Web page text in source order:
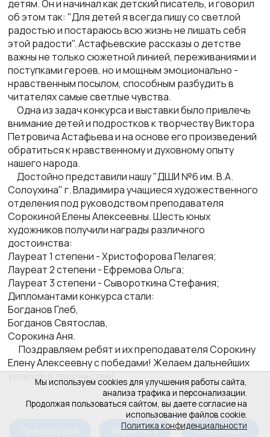
Мы используем cookies для улучшения работы сайта,
анализа трафика и персонализации.
Продолжая пользоваться сайтом, вы даете согласие на
использование файлов cookie.
Политика конфиденциальности
детям. Он и начинал как детский писатель, и говорил
об этом так: "Для детей я всегда пишу со светлой
радостью и постараюсь всю жизнь не лишать себя
этой радости". Астафьевские рассказы о детстве
важны не только сюжетной линией, переживаниями и
поступками героев, но и мощным эмоционально -
нравственным посылом, способным разбудить в
читателях самые светлые чувства.
Одна из задач конкурса и выставки было привлечь
внимание детей и подростков к творчеству Виктора
Петровича Астафьева и на основе его произведений
обратиться к нравственному и духовному опыту
нашего народа.
Достойно представили нашу "ДШИ №6 им. В.А.
Солоухина" г. Владимира учащиеся художественного
отделения под руководством преподавателя
Сорокиной Елены Алексеевны. Шесть юных
художников получили награды различного
достоинства:
Лауреат 1 степени - Христофорова Пелагея;
Лауреат 2 степени - Ефремова Ольга;
Лауреат 3 степени - Сывороткина Стефания;
Дипломантами конкурса стали:
Богданов Глеб,
Богданов Святослав,
Сорокина Аня.
Поздравляем ребят и их преподавателя Сорокину
Елену Алексеевну с победами! Желаем дальнейших
успехов в творчестве!
Вернуться Следующая